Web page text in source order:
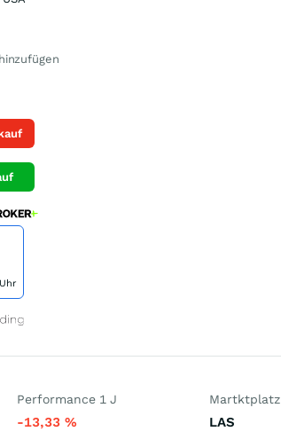
Performance 1 J
-13,33 %
Martktplatz
LAS